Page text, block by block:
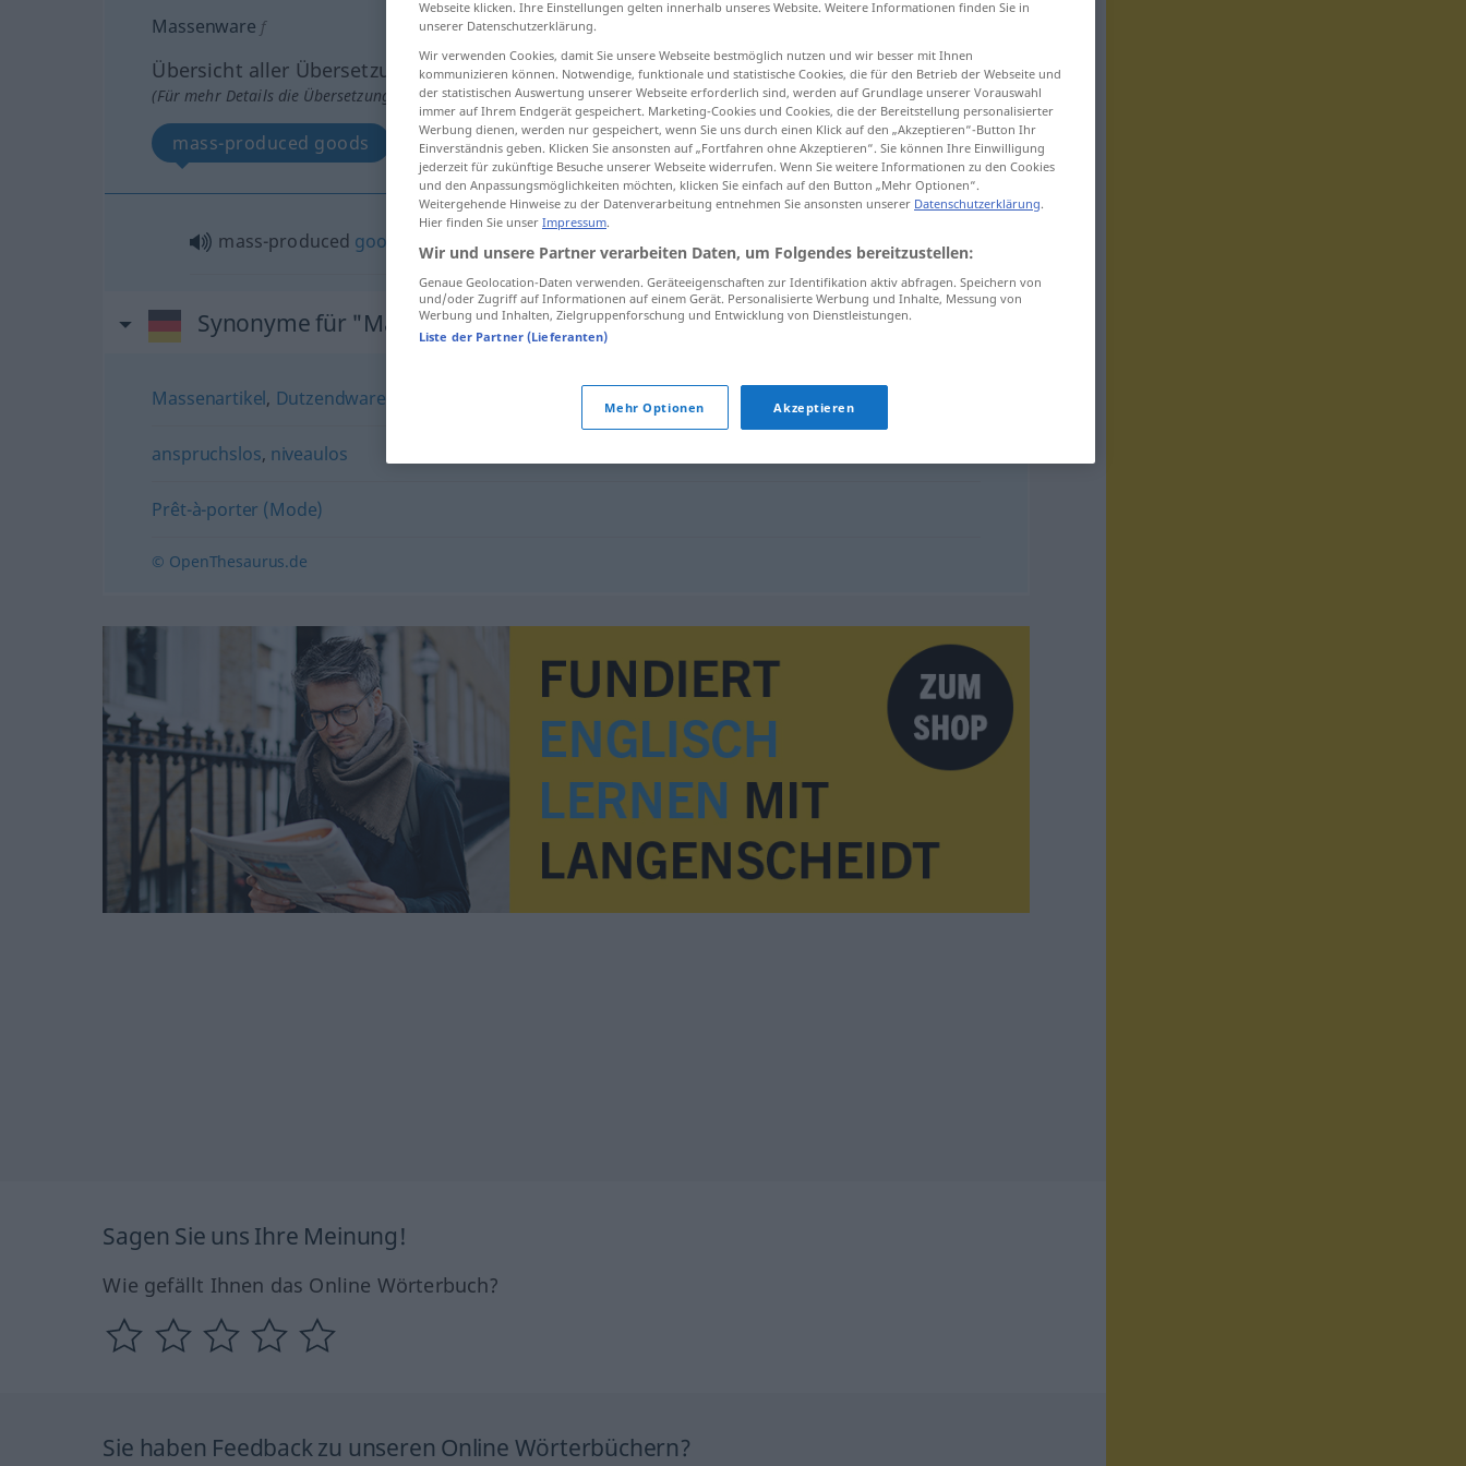
Massenware f
Übersicht aller Übersetzungen
(Für mehr Details die Übersetzung anklicken/antippen)
mass-produced goods
mass-produced goods Massenware WIRTSCH
Synonyme für "Massenware"
Massenartikel, Dutzendware
anspruchslos, niveaulos
Prêt-à-porter (Mode)
© OpenThesaurus.de
Sagen Sie uns Ihre Meinung!
Wie gefällt Ihnen das Online Wörterbuch?
Sie haben Feedback zu unseren Online Wörterbüchern?
Webseite klicken. Ihre Einstellungen gelten innerhalb unseres Website. Weitere Informationen finden Sie in
unserer Datenschutzerklärung.
Wir verwenden Cookies, damit Sie unsere Webseite bestmöglich nutzen und wir besser mit Ihnen
kommunizieren können. Notwendige, funktionale und statistische Cookies, die für den Betrieb der Webseite und
der statistischen Auswertung unserer Webseite erforderlich sind, werden auf Grundlage unserer Vorauswahl
immer auf Ihrem Endgerät gespeichert. Marketing-Cookies und Cookies, die der Bereitstellung personalisierter
Werbung dienen, werden nur gespeichert, wenn Sie uns durch einen Klick auf den „Akzeptieren“-Button Ihr
Einverständnis geben. Klicken Sie ansonsten auf „Fortfahren ohne Akzeptieren“. Sie können Ihre Einwilligung
jederzeit für zukünftige Besuche unserer Webseite widerrufen. Wenn Sie weitere Informationen zu den Cookies
und den Anpassungsmöglichkeiten möchten, klicken Sie einfach auf den Button „Mehr Optionen“.
Weitergehende Hinweise zu der Datenverarbeitung entnehmen Sie ansonsten unserer Datenschutzerklärung.
Hier finden Sie unser Impressum.
Wir und unsere Partner verarbeiten Daten, um Folgendes bereitzustellen:
Genaue Geolocation-Daten verwenden. Geräteeigenschaften zur Identifikation aktiv abfragen. Speichern von
und/oder Zugriff auf Informationen auf einem Gerät. Personalisierte Werbung und Inhalte, Messung von
Werbung und Inhalten, Zielgruppenforschung und Entwicklung von Dienstleistungen.
Liste der Partner (Lieferanten)
Mehr Optionen Akzeptieren